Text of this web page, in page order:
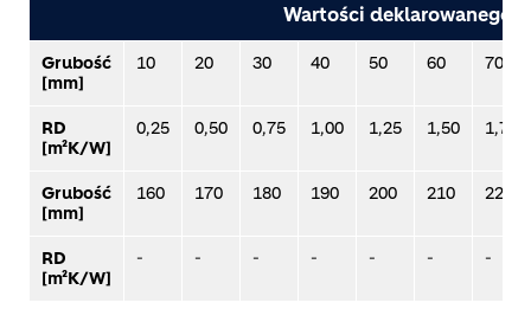
Wartości deklarowanego
Grubość
[mm]
10 20 30 40 50 60 70
RD
[m²K/W]
0,25 0,50 0,75 1,00 1,25 1,50 1,75
Grubość
[mm]
160 170 180 190 200 210 220
RD
[m²K/W]
- - - - - - -